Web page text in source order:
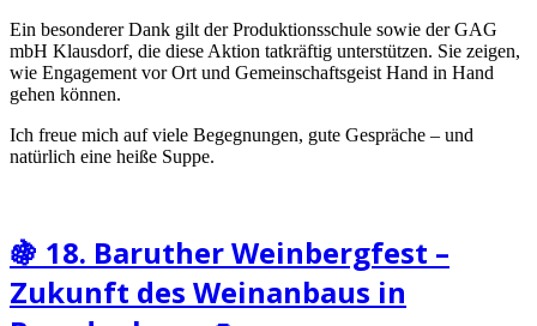
Ein besonderer Dank gilt der Produktionsschule sowie der GAG
mbH Klausdorf, die diese Aktion tatkräftig unterstützen. Sie zeigen,
wie Engagement vor Ort und Gemeinschaftsgeist Hand in Hand
gehen können.
Ich freue mich auf viele Begegnungen, gute Gespräche – und
natürlich eine heiße Suppe.
🍇 18. Baruther Weinbergfest –
Zukunft des Weinanbaus in